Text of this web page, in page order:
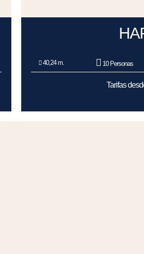
40,24 m. 10 Personas
Tarifas